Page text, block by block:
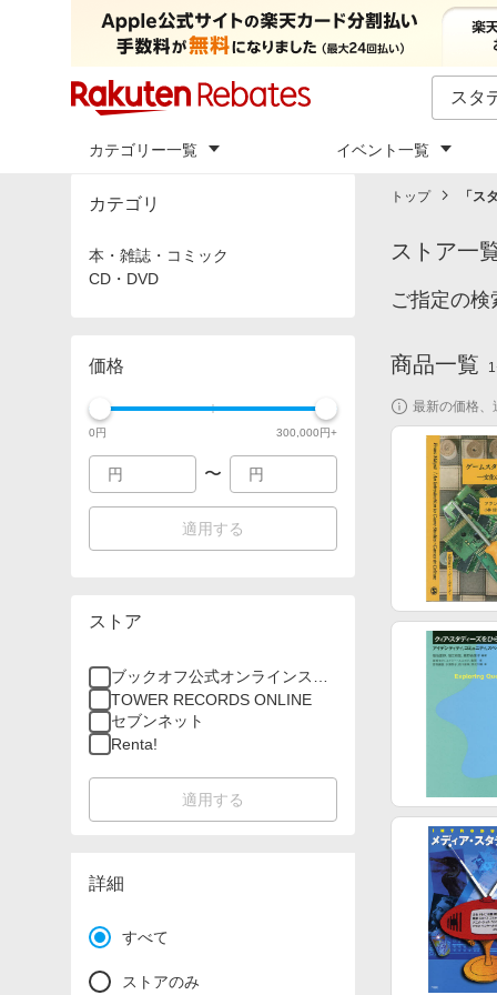
カテゴリー一覧 イベント一覧
カテゴリ
本・雑誌・コミック
CD・DVD
価格
0円 300,000円+
〜
適用する
ストア
ブックオフ公式オンラインスト
ア
TOWER RECORDS ONLINE
セブンネット
Renta!
適用する
詳細
すべて
ストアのみ
トップ 「 ス
ストア一
ご指定の
商品一覧 1
最新の価格、